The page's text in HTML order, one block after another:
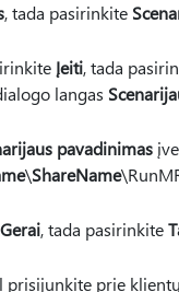
, tada pasirinkite
Įeiti, tada
langas
pavadinimas
\ShareName
Gerai, tada pasirinkite
prisijunkite prie